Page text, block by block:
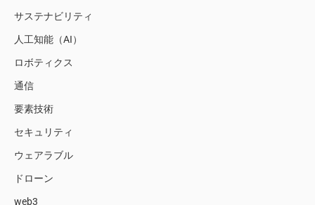
サステナビリティ
人工知能（AI）
ロボティクス
通信
要素技術
セキュリティ
ウェアラブル
ドローン
web3